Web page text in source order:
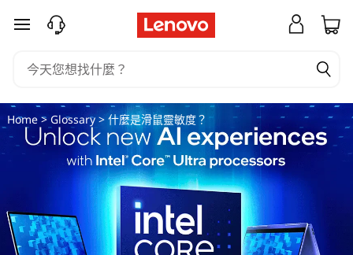
什
滑
鼠
敏
跳至主要內容
Home> Glossary> 什麼是滑鼠靈敏度？